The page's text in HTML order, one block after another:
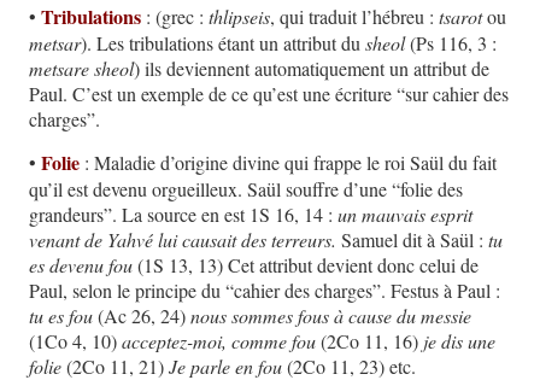
• Tribulations : (grec : thlipseis, qui traduit l’hébreu : tsarotou
metsar). Les tribulations étant un attribut du sheol(Ps 116, 3 :
metsare sheol) ils deviennent automatiquement un attribut de
Paul. C’est un exemple de ce qu’est une écriture “sur cahier des
charges”.
• Folie : Maladie d’origine divine qui frappe le roi Saül du fait
qu’il est devenu orgueilleux. Saül souffre d’une “folie des
grandeurs”. La source en est 1S 16, 14 : un mauvais esprit
venant de Yahvé lui causait des terreurs. Samuel dit à Saül : tu
es devenu fou(1S 13, 13) Cet attribut devient donc celui de
Paul, selon le principe du “cahier des charges”. Festus à Paul :
tu es fou(Ac 26, 24)nous sommes fous à cause du messie
(1Co 4, 10)acceptez-moi, comme fou(2Co 11, 16) je dis une
folie(2Co 11, 21)Je parle en fou(2Co 11, 23) etc.